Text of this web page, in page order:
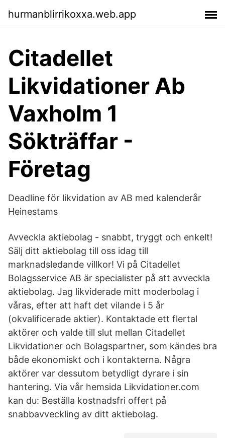
hurmanblirrikoxxa.web.app
Citadellet
Likvidationer Ab
Vaxholm 1
Sökträffar -
Företag
Deadline för likvidation av AB med kalenderår
Heinestams
Avveckla aktiebolag - snabbt, tryggt och enkelt!
Sälj ditt aktiebolag till oss idag till
marknadsledande villkor! Vi på Citadellet
Bolagsservice AB är specialister på att avveckla
aktiebolag. Jag likviderade mitt moderbolag i
våras, efter att haft det vilande i 5 år
(okvalificerade aktier). Kontaktade ett flertal
aktörer och valde till slut mellan Citadellet
Likvidationer och Bolagspartner, som kändes bra
både ekonomiskt och i kontakterna. Några
aktörer var dessutom betydligt dyrare i sin
hantering. Via vår hemsida Likvidationer.com
kan du: Beställa kostnadsfri offert på
snabbavveckling av ditt aktiebolag.